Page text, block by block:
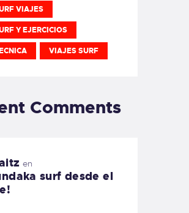
VIAJES
Y EJERCICIOS
VIAJES SURF
Comments
en
surf desde el